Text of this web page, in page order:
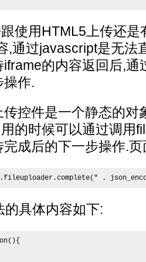
使用HTML5上传还是
,通过javascript是无法
iframe的内容返回后,通
操作.
控件是一个静态的对
的时候可以通过调用
成后的下一步操作.
.
具体内容如下: